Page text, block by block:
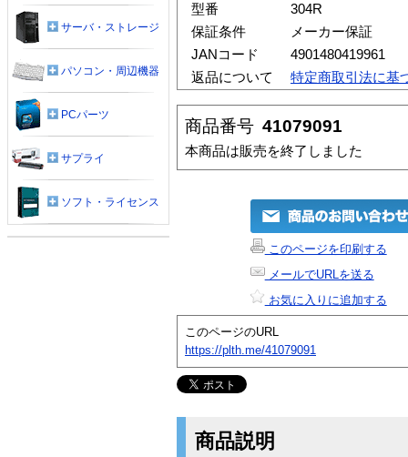
型番
304R
保証条件
メーカー保証
JANコード
4901480419961
返品について
特定商取引法に基
商品番号 41079091
本商品は販売を終了しました
このページを印刷する
メールでURLを送る
お気に入りに追加する
このページのURL
https://plth.me/41079091
商品説明
サーバ・ストレージ
パソコン・周辺機器
PCパーツ
サプライ
ソフト・ライセンス